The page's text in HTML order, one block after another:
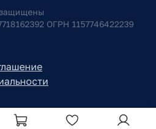
ОГРН 1157746422239